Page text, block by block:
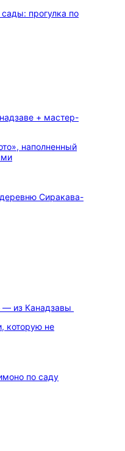
+ мастер-
наполненный
— из Канадзавы
которую не